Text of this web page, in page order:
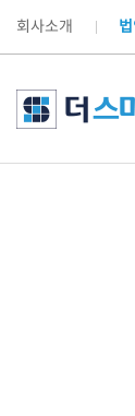
회사소개